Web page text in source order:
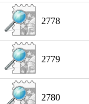
2778
2779
2780